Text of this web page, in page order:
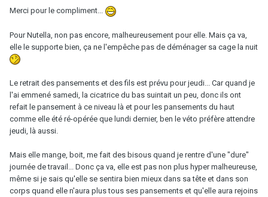
Merci pour le compliment...
Pour Nutella, non pas encore, malheureusement pour elle. Mais ça va,
elle le supporte bien, ça ne l'empêche pas de déménager sa cage la nuit
Le retrait des pansements et des fils est prévu pour jeudi... Car quand je
l'ai emmené samedi, la cicatrice du bas suintait un peu, donc ils ont
refait le pansement à ce niveau là et pour les pansements du haut
comme elle été ré-opérée que lundi dernier, ben le véto préfère attendre
jeudi, là aussi.
Mais elle mange, boit, me fait des bisous quand je rentre d'une "dure"
journée de travail... Donc ça va, elle est pas non plus hyper malheureuse,
même si je sais qu'elle se sentira bien mieux dans sa tête et dans son
corps quand elle n'aura plus tous ses pansements et qu'elle aura rejoins